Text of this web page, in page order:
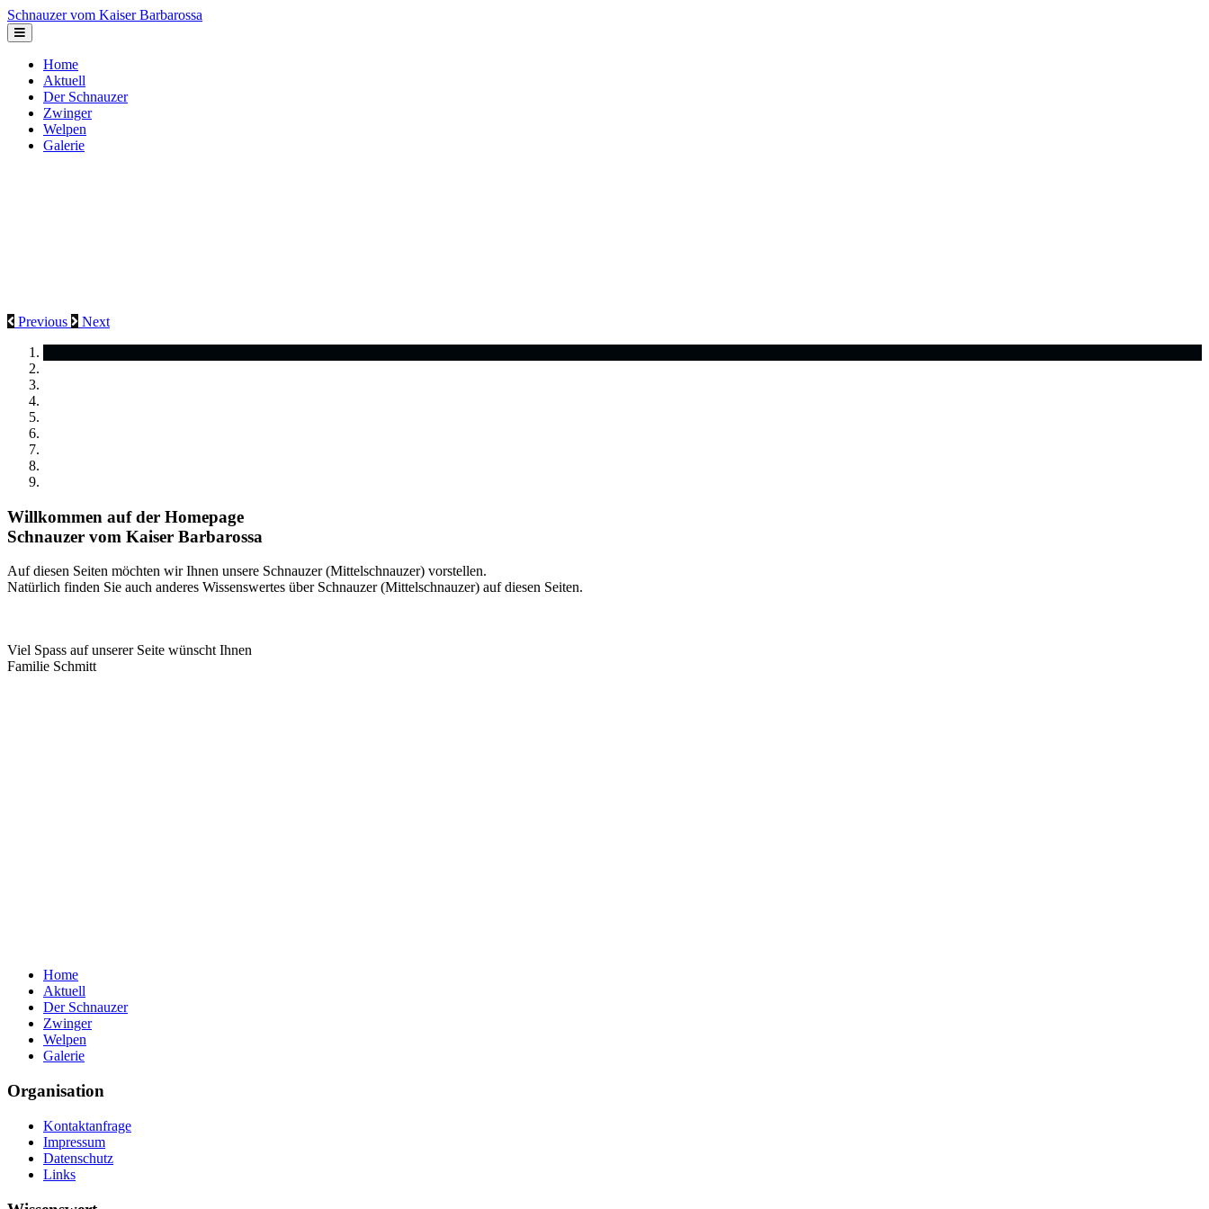
Schnauzer vom Kaiser Barbarossa
Home
Aktuell
Der Schnauzer
Zwinger
Welpen
Galerie
Previous Next
Willkommen auf der Homepage
Schnauzer vom Kaiser Barbarossa
Auf diesen Seiten möchten wir Ihnen unsere Schnauzer (Mittelschnauzer) vorstellen.
Natürlich finden Sie auch anderes Wissenswertes über Schnauzer (Mittelschnauzer) auf diesen Seiten.
Viel Spass auf unserer Seite wünscht Ihnen
Familie Schmitt
Home
Aktuell
Der Schnauzer
Zwinger
Welpen
Galerie
Organisation
Kontaktanfrage
Impressum
Datenschutz
Links